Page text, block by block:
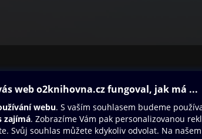
Oneplay Originály
Sport